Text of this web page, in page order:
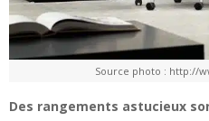
Source photo : http://
Des rangements astucieux